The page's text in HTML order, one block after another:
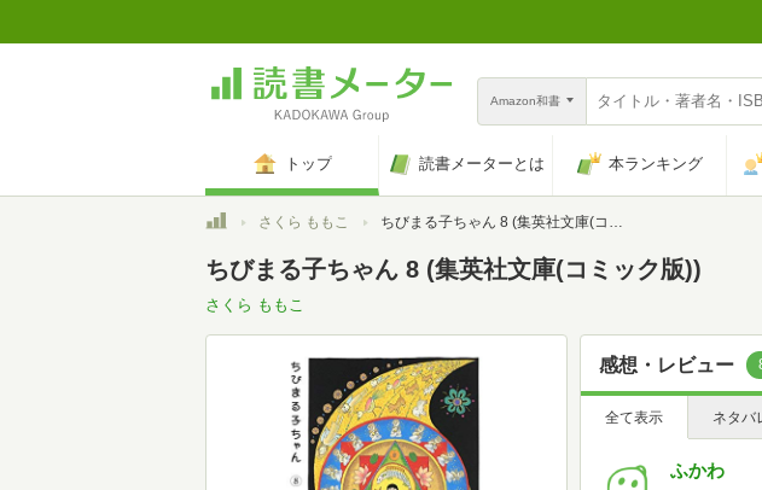
Amazon和書
トップ 読書メーターとは 本ランキング
トップさくら ももこ ちびまる子ちゃん 8 (集英社文庫(コミック版))
ちびまる子ちゃん 8 (集英社文庫(コミック版))
さくら ももこ
感想・レビュー
全て表示 ネタバ
ふかわ